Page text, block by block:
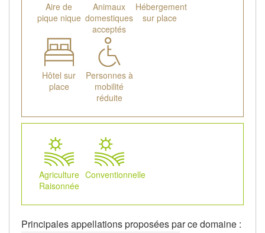
Aire de
pique nique
Animaux
domestiques
acceptés
Hébergement
sur place
Hôtel sur
place
Personnes à
mobilité
réduite
Agriculture
Raisonnée
Conventionnelle
Principales appellations proposées par ce domaine :